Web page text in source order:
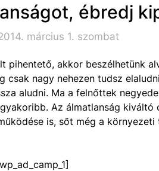
ébredj
március 1. szombat
pihentető, akkor beszélhetünk
csak nagy nehezen tudsz
aludni. Ma a felnőttek
Az álmatlanság kiváltó
is, sőt még a környezeti